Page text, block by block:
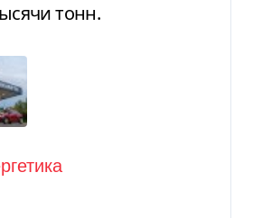
тонн.